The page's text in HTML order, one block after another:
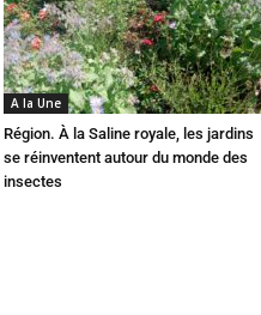
A la Une
Région. À la Saline royale, les jardins
se réinventent autour du monde des
insectes